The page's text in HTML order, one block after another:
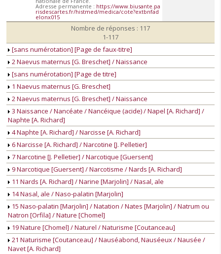
Adresse permanente : https://www.biusante.pa
risdescartes.fr/histmed/medica/cote?extbnfad
elonx015
Nombre de réponses : 117
1-117
[sans numérotation] [Page de faux-titre]
2 Naevus maternus [G. Breschet] / Naissance
[sans numérotation] [Page de titre]
1 Naevus maternus [G. Breschet]
2 Naevus maternus [G. Breschet] / Naissance
3 Naissance / Nancéate / Nancéique (acide) / Napel [A. Richard] /
Naphte [A. Richard]
4 Naphte [A. Richard] / Narcisse [A. Richard]
6 Narcisse [A. Richard] / Narcotine [J. Pelletier]
7 Narcotine [J. Pelletier] / Narcotique [Guersent]
9 Narcotique [Guersent] / Narcotisme / Nards [A. Richard]
11 Nards [A. Richard] / Narine [Marjolin] / Nasal, ale
14 Nasal, ale / Naso-palatin [Marjolin]
15 Naso-palatin [Marjolin] / Natation / Nates [Marjolin] / Natrum ou
Natron [Orfila] / Nature [Chomel]
19 Nature [Chomel] / Naturel / Naturisme [Coutanceau]
21 Naturisme [Coutanceau] / Nauséabond, Nauséeux / Nausée /
Navet [A. Richard]